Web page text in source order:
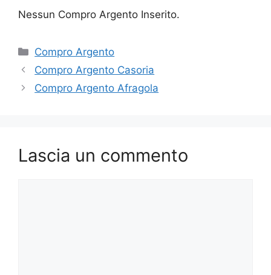
Nessun Compro Argento Inserito.
Categorie
Compro Argento
Compro Argento Casoria
Compro Argento Afragola
Lascia un commento